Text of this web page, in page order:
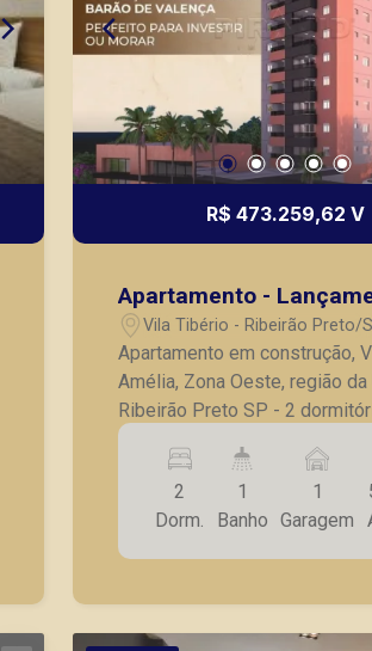
R$ 473.259,62 V
Apartamento -
Vila Tibério - Ribeirão Preto/
Apartamento em construção,
Amélia, Zona Oeste, região da
Ribeirão Preto SP - 2 dormitórios com
sala dois ambientes - banheiro
cozinha - 1 vaga de garagem -
prevista para Novembro de
Piramid tem como objetivo
seus clientes com agilidade e
imóveis prontos, usados ou
nos principais lançamentos
2
Dorm.
1
Banho
1
Garagem